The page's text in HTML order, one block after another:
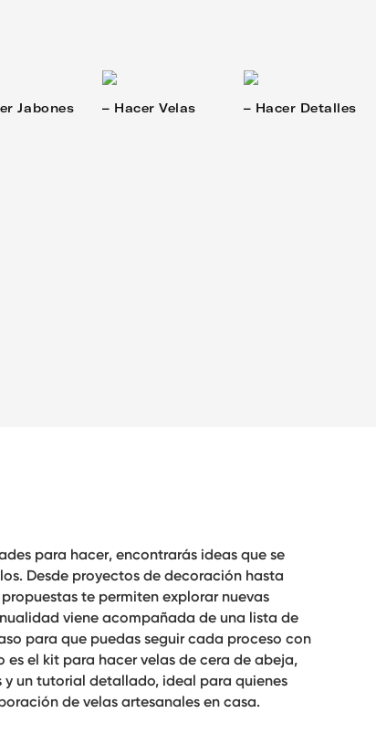
Jabones – Hacer Velas – Hacer Detalles
para hacer, encontrarás ideas que se
Desde proyectos de decoración hasta
te permiten explorar nuevas
viene acompañada de una lista de
para que puedas seguir cada proceso con
es el kit para hacer velas de cera de abeja,
un tutorial detallado, ideal para quienes
de velas artesanales en casa.